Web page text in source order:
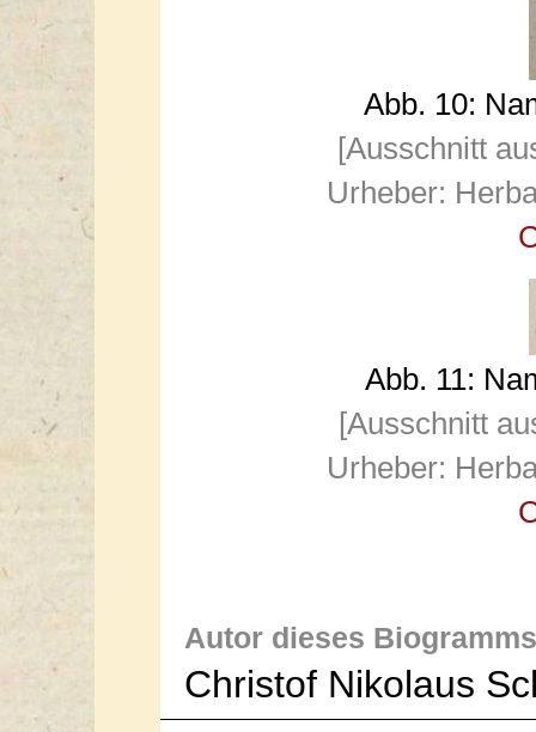
Abb. 10:
[Ausschnitt
Urheber:
Abb. 11:
[Ausschnitt
Urheber:
Autor dieses
Christof Nikolaus